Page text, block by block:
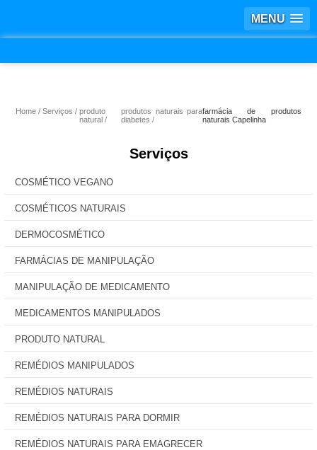
MENU
Home Serviços
produto
natural
produtos naturais para
diabetes
farmácia de produtos
naturais Capelinha
Serviços
COSMÉTICO VEGANO
COSMÉTICOS NATURAIS
DERMOCOSMÉTICO
FARMÁCIAS DE MANIPULAÇÃO
MANIPULAÇÃO DE MEDICAMENTO
MEDICAMENTOS MANIPULADOS
PRODUTO NATURAL
REMÉDIOS MANIPULADOS
REMÉDIOS NATURAIS
REMÉDIOS NATURAIS PARA DORMIR
REMÉDIOS NATURAIS PARA EMAGRECER